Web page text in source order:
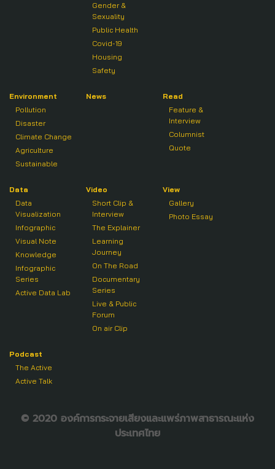
Gender &
Sexuality
Public Health
Covid-19
Housing
Safety
Environment
Pollution
Disaster
Climate Change
Agriculture
Sustainable
News
Read
Feature &
Interview
Columnist
Quote
Data
Data
Visualization
Infographic
Visual Note
Knowledge
Infographic
Series
Active Data Lab
Video
Short Clip &
Interview
The Explainer
Learning
Journey
On The Road
Documentary
Series
Live & Public
Forum
On air Clip
View
Gallery
Photo Essay
Podcast
The Active
Active Talk
© 2020 องค์การกระจายเสียงและแพร่ภาพสาธารณะแห่ง
ประเทศไทย